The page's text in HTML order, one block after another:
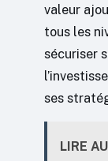
valeur
tous les
sécuriser
ses
LIRE